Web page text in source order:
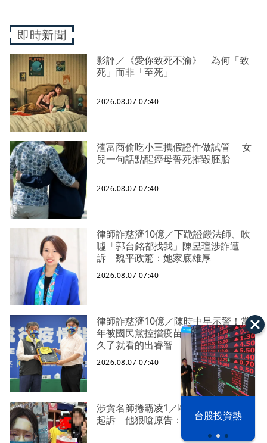
以色列 穹頂
之下
台股投資熱
即時新聞
影評／《愛你致死不渝》 為何「致
死」而非「至死」
2026.08.07 07:40
渣富商偷吃小三攜假證件做試管 女
兒一句話點醒癌母誓死摧毀胚胎
2026.08.07 07:40
律師詐慈濟10億／下跪證嚴法師、吹
噓「郭台銘都找我」陳昱瑄涉詐遭
訴 魏平政驚：她家底雄厚
2026.08.07 07:40
律師詐慈濟10億／陳時中早示警！當
年被國民黨控擋疫苗 王必勝：時間
久了就看的出睿智
2026.08.07 07:40
涉貪名師捲霸凌1／毆打女師挨告獲不
起訴 他狠嗆原告：會讓妳一無所有